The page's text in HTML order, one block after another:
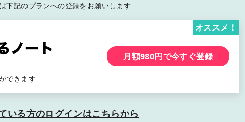
下記のプランへの登録をお願いします
できます
オススメ！
月額980円で今すぐ登録
いる方のログインはこちらから